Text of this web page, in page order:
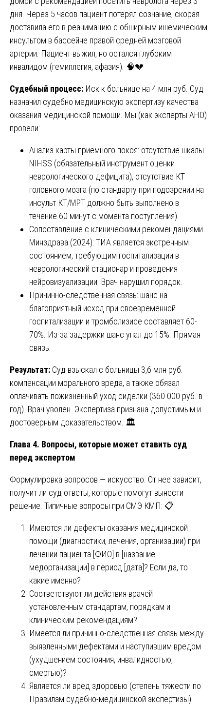
дня. Через 5 часов пациент потерял сознание, скорая
доставила его в реанимацию с обширным ишемическим
инсультом в бассейне правой средней мозговой
артерии. Пациент выжил, но остался глубоким
инвалидом (гемиплегия, афазия). 🧠💔
Судебный процесс: Иск к больнице на 4 млн руб. Суд
назначил судебно медицинскую экспертизу качества
оказания медицинской помощи. Мы (как эксперты АНО)
провели:
Анализ карты приемного покоя: отсутствие шкалы
NIHSS (обязательный инструмент оценки
неврологического дефицита), отсутствие КТ
головного мозга (по стандарту при подозрении на
инсульт КТ/МРТ должно быть выполнено в
течение 60 минут с момента поступления).
Сопоставление с клиническими рекомендациями
Минздрава (2024): ТИА является экстренным
состоянием, требующим госпитализации в
неврологический стационар и проведения
нейровизуализации. Врач нарушил порядок.
Причинно-следственная связь: шанс на
благоприятный исход при своевременной
госпитализации и тромболизисе составляет 60-
70%. Из-за задержки шанс упал до 15%. Прямая
связь.
Результат: Суд взыскал с больницы 3,6 млн руб.
компенсации морального вреда, а также обязал
оплачивать пожизненный уход сиделки (360 000 руб. в
год). Врач уволен. Экспертиза признана допустимым и
достоверным доказательством. 🏛️
Глава 4. Вопросы, которые может ставить суд
перед экспертом
Формулировка вопросов — искусство. От нее зависит,
получит ли суд ответы, которые помогут вынести
решение. Типичные вопросы при СМЭ КМП: 📋
Имеются ли дефекты оказания медицинской
помощи (диагностики, лечения, организации) при
лечении пациента [ФИО] в [название
медорганизации] в период [дата]? Если да, то
какие именно?
Соответствуют ли действия врачей
установленным стандартам, порядкам и
клиническим рекомендациям?
Имеется ли причинно-следственная связь между
выявленными дефектами и наступившим вредом
(ухудшением состояния, инвалидностью,
смертью)?
Является ли вред здоровью (степень тяжести по
Правилам судебно-медицинской экспертизы)